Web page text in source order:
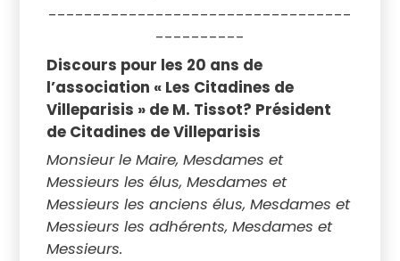
----------------------------------
----------
Discours pour les 20 ans de
l’association « Les Citadines de
Villeparisis » de M. Tissot? Président
de Citadines de Villeparisis
Monsieur le Maire, Mesdames et
Messieurs les élus, Mesdames et
Messieurs les anciens élus, Mesdames et
Messieurs les adhérents, Mesdames et
Messieurs.